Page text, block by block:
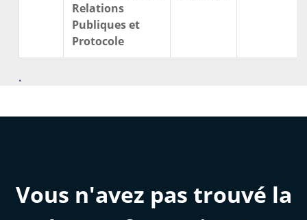
Relations
Publiques et
Protocole
.
Vous n'avez pas trouvé la